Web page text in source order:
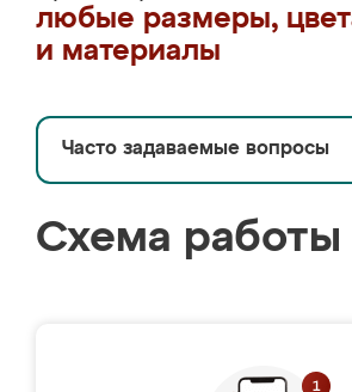
любые размеры,
и материалы
Часто задаваемые вопросы
Схема работы